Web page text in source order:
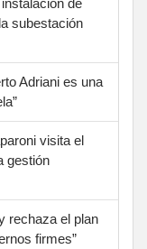
de
subestación
Adriani es una
visita el
gestión
rechaza el plan
firmes”